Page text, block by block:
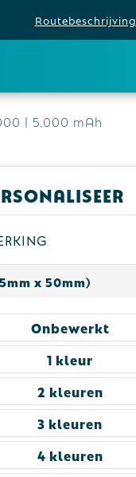
Routebeschrijving
| 5.000 mAh
x 50mm)
Onbewerkt
1
2
3
4